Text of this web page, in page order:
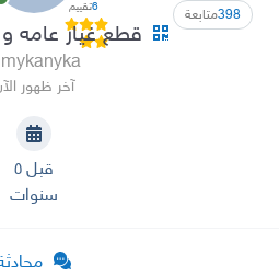
398متابعة 6تقييم
قطع غيار عامه
آخر ظهور
قبل ٥
سنوات